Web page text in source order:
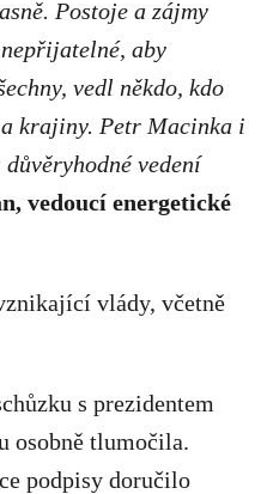
Postoje a zájmy
aby
vedl někdo, kdo
a krajiny. Petr Macinka i
vedení
vedoucí energetické
vlády, včetně
s prezidentem
osobně tlumočila.
podpisy doručilo